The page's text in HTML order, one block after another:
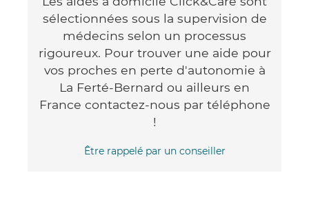
sélectionnées sous la supervision de
médecins selon un processus
rigoureux. Pour trouver une aide pour
vos proches en perte d'autonomie à
La Ferté-Bernard ou ailleurs en
France contactez-nous par téléphone
!
Être rappelé par un conseiller